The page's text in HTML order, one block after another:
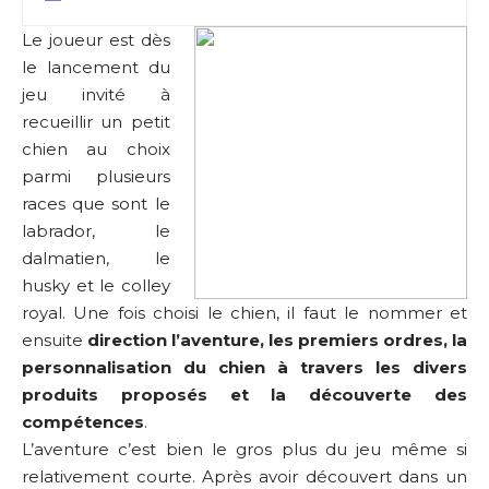
Le joueur est dès
le lancement du
jeu invité à
recueillir un petit
chien au choix
parmi plusieurs
races que sont le
labrador, le
dalmatien, le
husky et le colley
royal. Une fois choisi le chien, il faut le nommer et
ensuite direction l’aventure, les premiers ordres, la
personnalisation du chien à travers les divers
produits proposés et la découverte des
compétences.
L’aventure c’est bien le gros plus du jeu même si
relativement courte. Après avoir découvert dans un